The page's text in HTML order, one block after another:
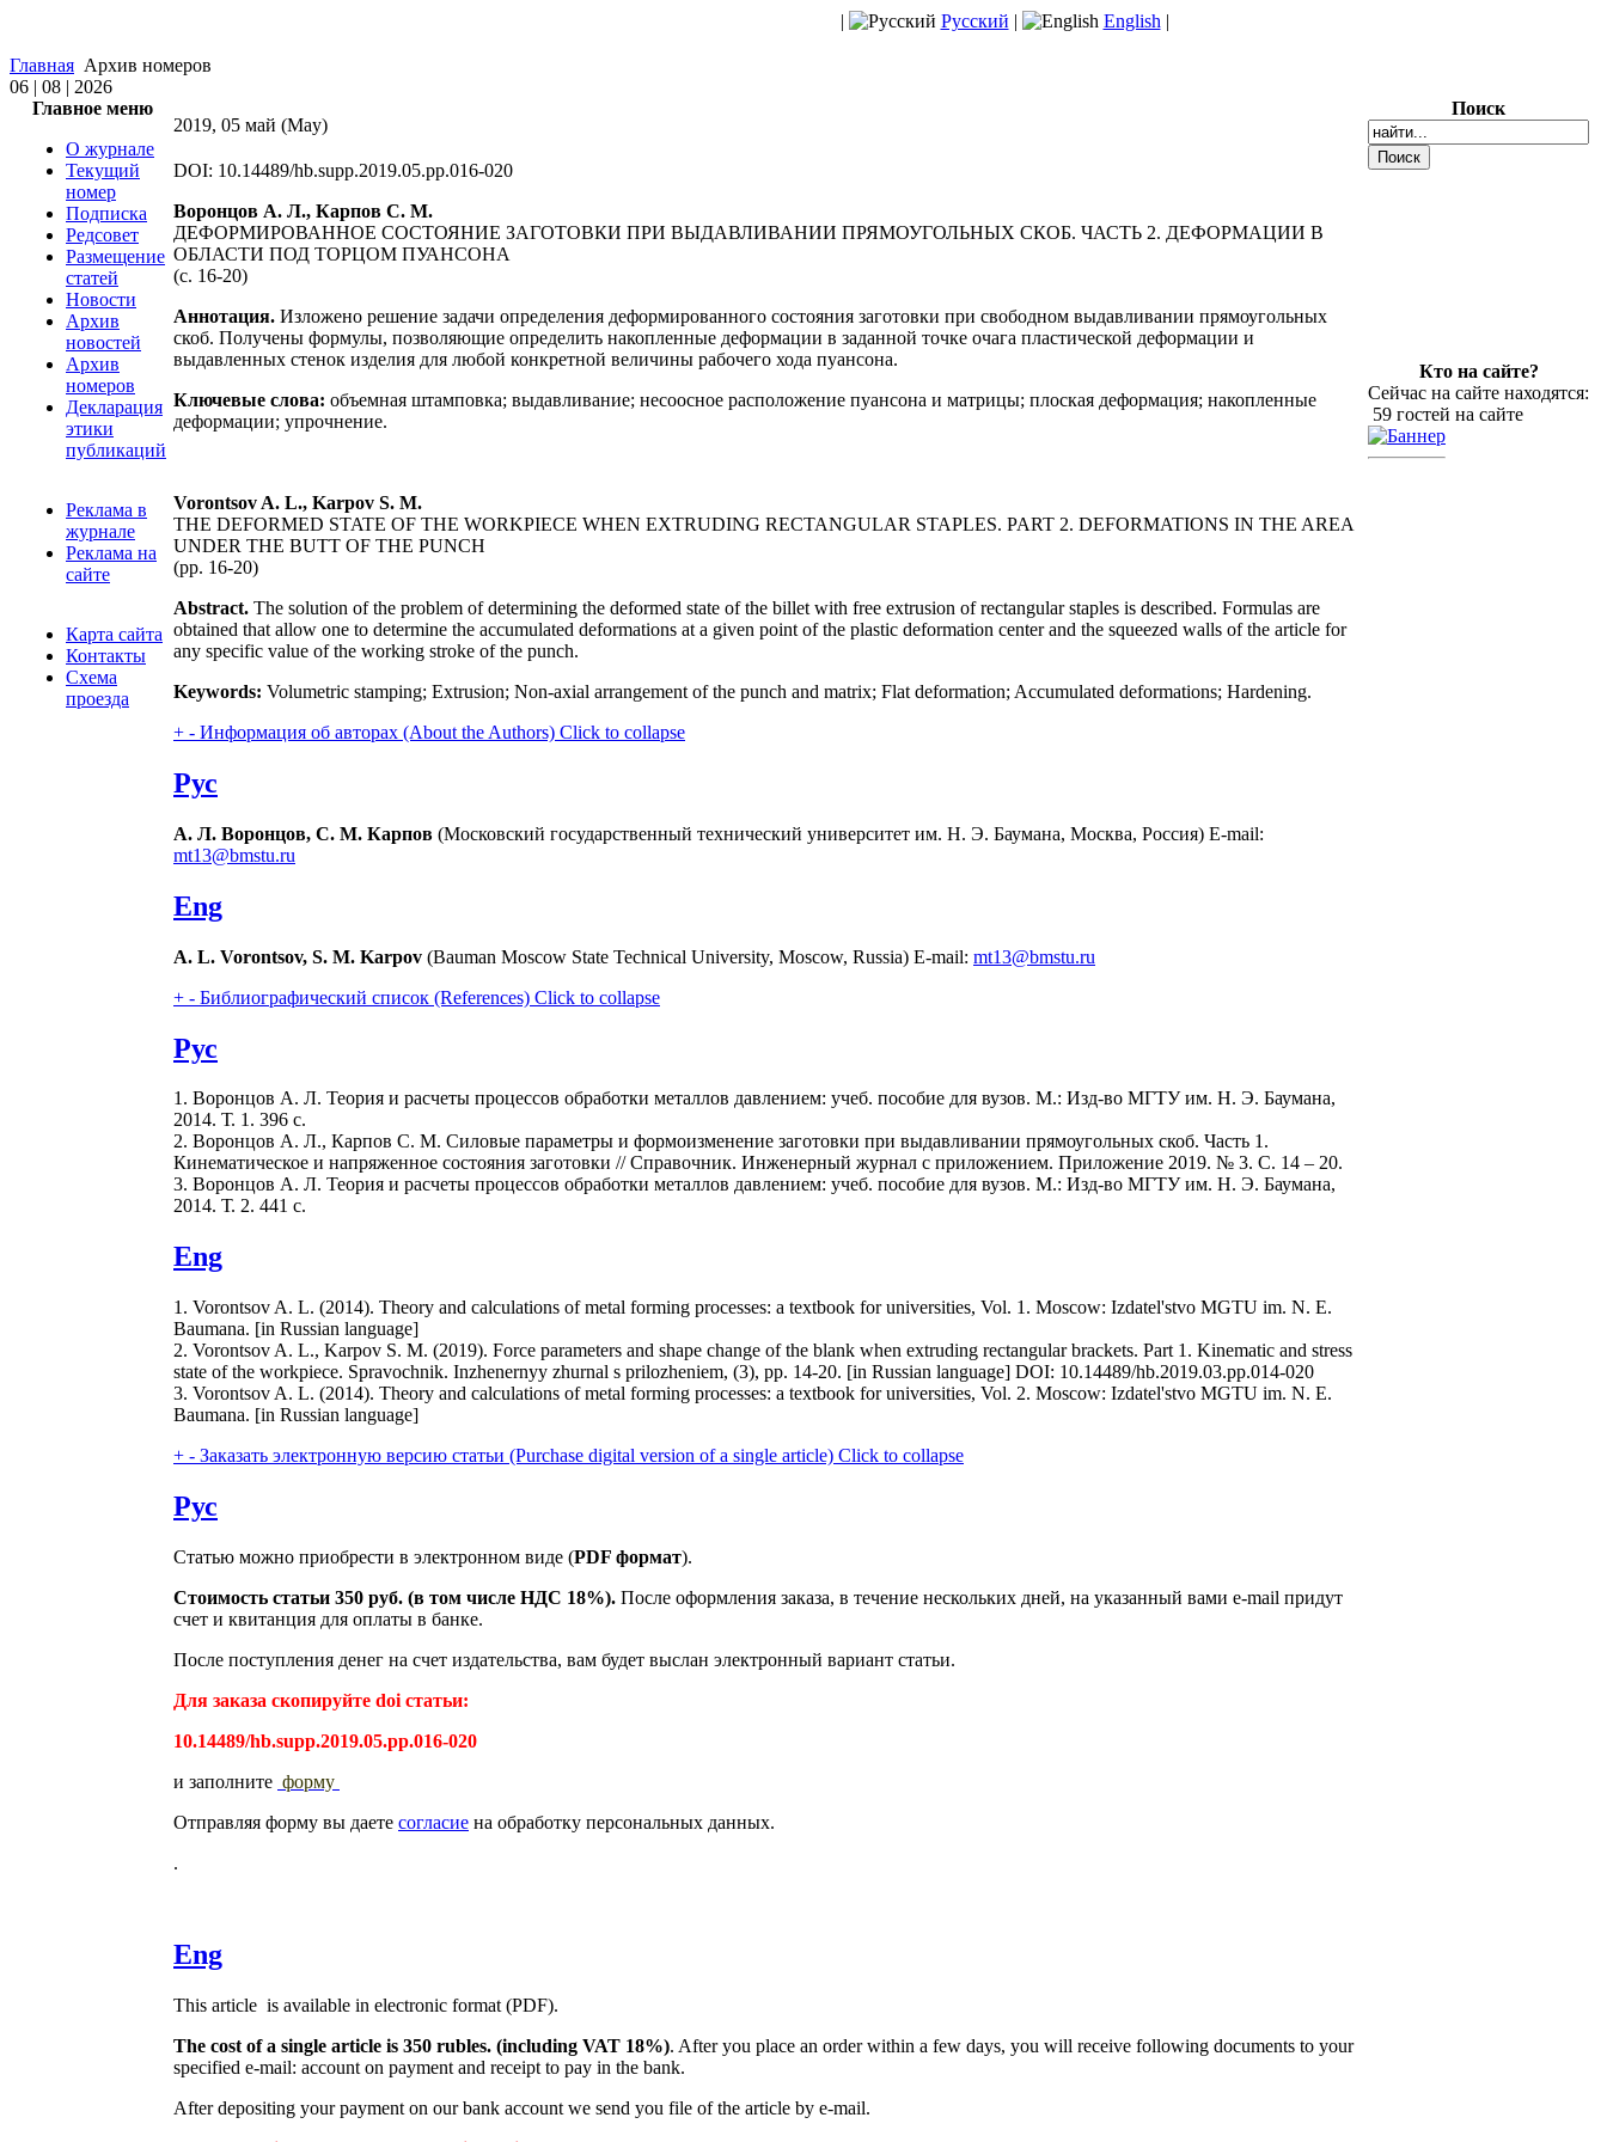
| Русский | English |
Главная Архив номеров
06 | 08 | 2026
Главное меню
О журнале
Текущий
номер
Подписка
Редсовет
Размещение
статей
Новости
Архив
новостей
Архив
номеров
Декларация
этики
публикаций
Реклама в
журнале
Реклама на
сайте
Карта сайта
Контакты
Схема
проезда
2019, 05 май (May)
DOI: 10.14489/hb.supp.2019.05.pp.016-020
Воронцов А. Л., Карпов С. М.
ДЕФОРМИРОВАННОЕ СОСТОЯНИЕ ЗАГОТОВКИ ПРИ ВЫДАВЛИВАНИИ ПРЯМОУГОЛЬНЫХ СКОБ. ЧАСТЬ 2. ДЕФОРМАЦИИ В
ОБЛАСТИ ПОД ТОРЦОМ ПУАНСОНА
(c. 16-20)
Аннотация. Изложено решение задачи определения деформированного состояния заготовки при свободном выдавливании прямоугольных
скоб. Получены формулы, позволяющие определить накопленные деформации в заданной точке очага пластической деформации и
выдавленных стенок изделия для любой конкретной величины рабочего хода пуансона.
Ключевые слова: объемная штамповка; выдавливание; несоосное расположение пуансона и матрицы; плоская деформация; накопленные
деформации; упрочнение.
Vorontsov A. L., Karpov S. M.
THE DEFORMED STATE OF THE WORKPIECE WHEN EXTRUDING RECTANGULAR STAPLES. PART 2. DEFORMATIONS IN THE AREA
UNDER THE BUTT OF THE PUNCH
(pp. 16-20)
Abstract. The solution of the problem of determining the deformed state of the billet with free extrusion of rectangular staples is described. Formulas are
obtained that allow one to determine the accumulated deformations at a given point of the plastic deformation center and the squeezed walls of the article for
any specific value of the working stroke of the punch.
Keywords: Volumetric stamping; Extrusion; Non-axial arrangement of the punch and matrix; Flat deformation; Accumulated deformations; Hardening.
+ - Информация об авторах (About the Authors) Click to collapse
Рус
А. Л. Воронцов, С. М. Карпов (Московский государственный технический университет им. Н. Э. Баумана, Москва, Россия) E-mail:
mt13@bmstu.ru
Eng
A. L. Vorontsov, S. M. Karpov (Bauman Moscow State Technical University, Moscow, Russia) E-mail: mt13@bmstu.ru
+ - Библиографический список (References) Click to collapse
Рус
1. Воронцов А. Л. Теория и расчеты процессов обработки металлов давлением: учеб. пособие для вузов. М.: Изд-во МГТУ им. Н. Э. Баумана,
2014. Т. 1. 396 с.
2. Воронцов А. Л., Карпов С. М. Силовые параметры и формоизменение заготовки при выдавливании прямоугольных скоб. Часть 1.
Кинематическое и напряженное состояния заготовки // Справочник. Инженерный журнал с приложением. Приложение 2019. № 3. С. 14 – 20.
3. Воронцов А. Л. Теория и расчеты процессов обработки металлов давлением: учеб. пособие для вузов. М.: Изд-во МГТУ им. Н. Э. Баумана,
2014. Т. 2. 441 с.
Eng
1. Vorontsov A. L. (2014). Theory and calculations of metal forming processes: a textbook for universities, Vol. 1. Moscow: Izdatel'stvo MGTU im. N. E.
Baumana. [in Russian language]
2. Vorontsov A. L., Karpov S. M. (2019). Force parameters and shape change of the blank when extruding rectangular brackets. Part 1. Kinematic and stress
state of the workpiece. Spravochnik. Inzhenernyy zhurnal s prilozheniem, (3), pp. 14-20. [in Russian language] DOI: 10.14489/hb.2019.03.pp.014-020
3. Vorontsov A. L. (2014). Theory and calculations of metal forming processes: a textbook for universities, Vol. 2. Moscow: Izdatel'stvo MGTU im. N. E.
Baumana. [in Russian language]
+ - Заказать электронную версию статьи (Purchase digital version of a single article) Click to collapse
Рус
Статью можно приобрести в электронном виде (PDF формат).
Стоимость статьи 350 руб. (в том числе НДС 18%). После оформления заказа, в течение нескольких дней, на указанный вами e-mail придут
счет и квитанция для оплаты в банке.
После поступления денег на счет издательства, вам будет выслан электронный вариант статьи.
Для заказа скопируйте doi статьи:
10.14489/hb.supp.2019.05.pp.016-020
и заполните форму
Отправляя форму вы даете согласие на обработку персональных данных.
.
Eng
This article is available in electronic format (PDF).
The cost of a single article is 350 rubles. (including VAT 18%). After you place an order within a few days, you will receive following documents to your
specified e-mail: account on payment and receipt to pay in the bank.
After depositing your payment on our bank account we send you file of the article by e-mail.
Поиск
Кто на сайте?
Сейчас на сайте находятся:
59 гостей на сайте